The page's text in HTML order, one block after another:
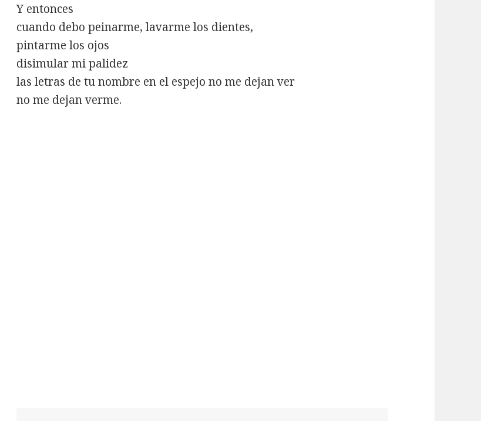
Y entonces
cuando debo peinarme, lavarme los dientes,
pintarme los ojos
disimular mi palidez
las letras de tu nombre en el espejo no me dejan ver
no me dejan verme.